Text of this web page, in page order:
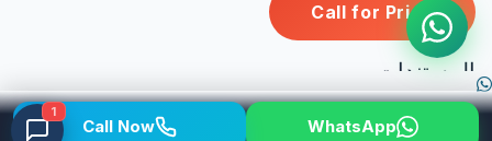
Call for Price
المستندات
GH-Product-Guide-me.pdf
WhatsApp
Call Now
1